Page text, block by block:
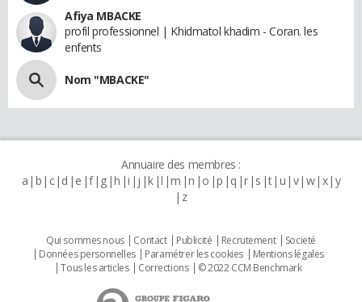
Afiya MBACKE
profil professionnel | Khidmatol khadim - Coran. les
enfents
Nom "MBACKE"
Annuaire des membres :
a b c d e f g h i j k l m n o p q r s t u v w x y
z
Qui sommes nous Contact Publicité Recrutement
Societé
Données personnelles
Paramétrer les cookies
Mentions légales
Tous les articles
Corrections © 2022 CCM Benchmark